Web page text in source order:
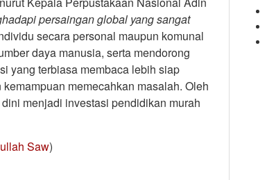
persaingan global yang sangat
secara personal maupun komunal
daya manusia, serta mendorong
yang terbiasa membaca lebih siap
memecahkan masalah. Oleh
menjadi investasi pendidikan murah
Saw)